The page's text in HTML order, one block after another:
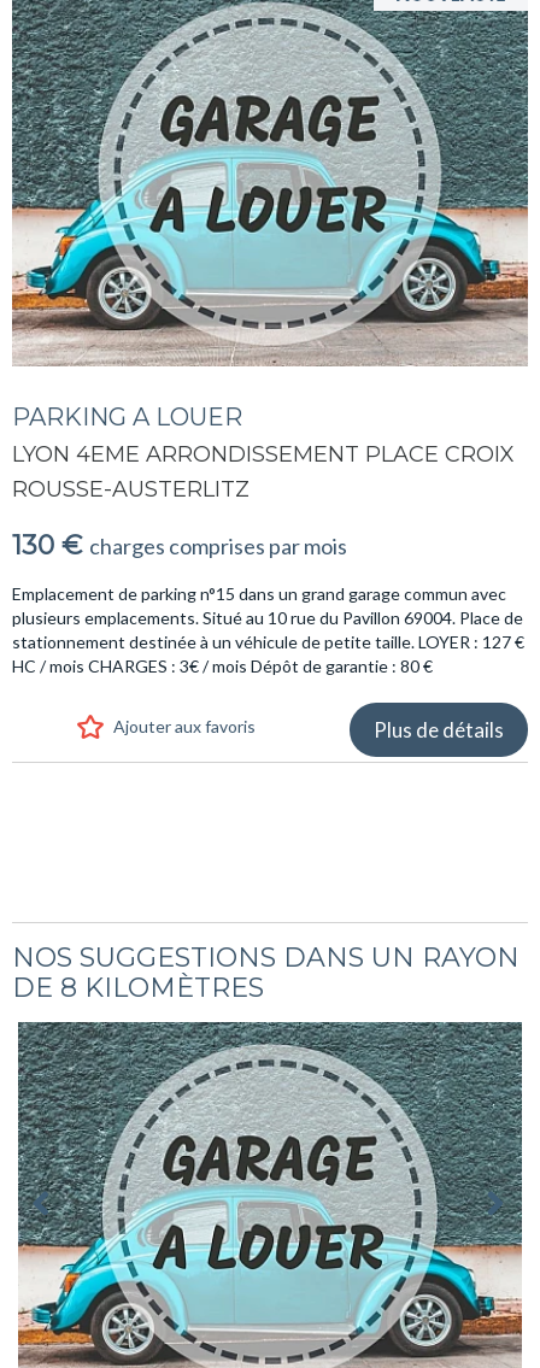
PARKING A LOUER
LYON 4EME ARRONDISSEMENT PLACE CROIX
ROUSSE-AUSTERLITZ
130 € charges comprises par mois
Emplacement de parking n°15 dans un grand garage commun avec
plusieurs emplacements. Situé au 10 rue du Pavillon 69004. Place de
stationnement destinée à un véhicule de petite taille. LOYER : 127 €
HC / mois CHARGES : 3€ / mois Dépôt de garantie : 80 €
Ajouter aux favoris Plus de détails
NOS SUGGESTIONS DANS UN RAYON
DE 8 KILOMÈTRES